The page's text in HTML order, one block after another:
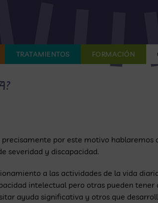
TRATAMIENTOS FORMACIÓN
por este motivo hablaremos
severidad y discapacidad.
a las actividades de la vida
intelectual pero otras pueden tener
ayuda significativa y otros que